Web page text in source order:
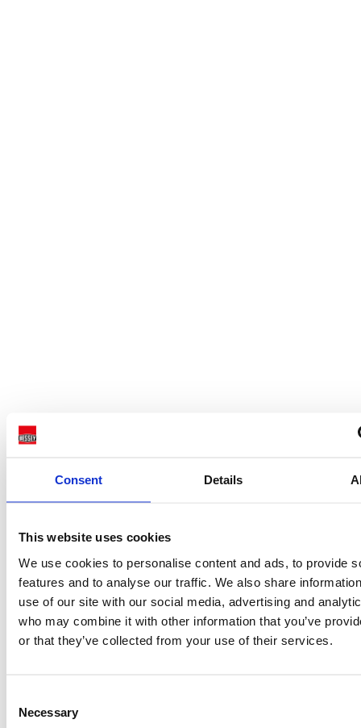
Consent Details
This website uses cookies
We use cookies to personalise content and ads, to provide
features and to analyse our traffic. We also share
use of our site with our social media, advertising and
who may combine it with other information that you’ve
or that they’ve collected from your use of their services.
Selection
Necessary
Enhands-klämma EZ-serien